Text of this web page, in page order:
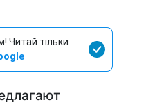
Читай тільки